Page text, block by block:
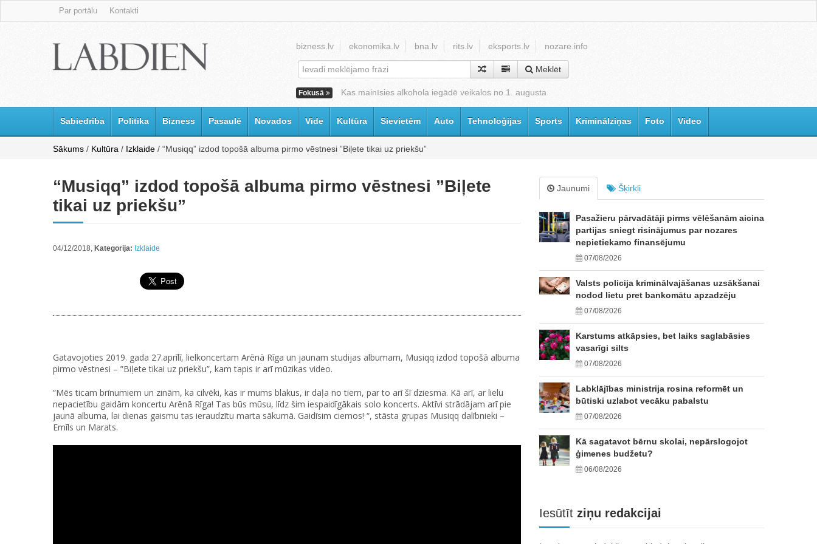
Par portālu Kontakti
bizness.lv ekonomika.lv bna.lv rits.lv eksports.lv nozare.info
Meklēt
Fokusā Kas mainīsies alkohola iegādē veikalos no 1. augusta
Sabiedrība Politika Bizness Pasaulē Novados Vide Kultūra Sievietēm Auto Tehnoloģijas Sports Kriminālziņas Foto Video
Sākums / Kultūra / Izklaide / “Musiqq” izdod topošā albuma pirmo vēstnesi ”Biļete tikai uz priekšu”
“Musiqq” izdod topošā albuma pirmo vēstnesi ”Biļete
tikai uz priekšu”
04/12/2018, Kategorija: Izklaide
Gatavojoties 2019. gada 27.aprīlī, lielkoncertam Arēnā Rīga un jaunam studijas albumam, Musiqq izdod topošā albuma
pirmo vēstnesi – ”Biļete tikai uz priekšu”, kam tapis ir arī mūzikas video.
“Mēs ticam brīnumiem un zinām, ka cilvēki, kas ir mums blakus, ir daļa no tiem, par to arī šī dziesma. Kā arī, ar lielu
nepacietību gaidām koncertu Arēnā Rīga! Tas būs mūsu, līdz šim iespaidīgākais solo koncerts. Aktīvi strādājam arī pie
jaunā albuma, lai dienas gaismu tas ieraudzītu marta sākumā. Gaidīsim ciemos! “, stāsta grupas Musiqq dalībnieki –
Emīls un Marats.
Jaunumi Šķirkļi
Pasažieru pārvadātāji pirms vēlēšanām aicina
partijas sniegt risinājumus par nozares
nepietiekamo finansējumu
07/08/2026
Valsts policija kriminālvajāšanas uzsākšanai
nodod lietu pret bankomātu apzadzēju
07/08/2026
Karstums atkāpsies, bet laiks saglabāsies
vasarīgi silts
07/08/2026
Labklājības ministrija rosina reformēt un
būtiski uzlabot vecāku pabalstu
07/08/2026
Kā sagatavot bērnu skolai, nepārslogojot
ģimenes budžetu?
06/08/2026
Iesūtīt ziņu redakcijai